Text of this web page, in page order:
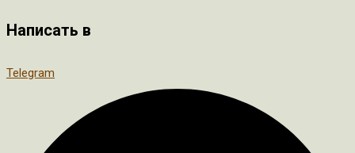
Написать в
Telegram